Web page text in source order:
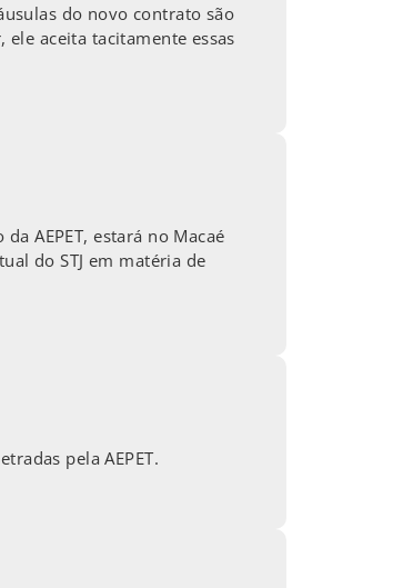
do novo contrato são
aceita tacitamente essas
AEPET, estará no Macaé
do STJ em matéria de
pela AEPET.